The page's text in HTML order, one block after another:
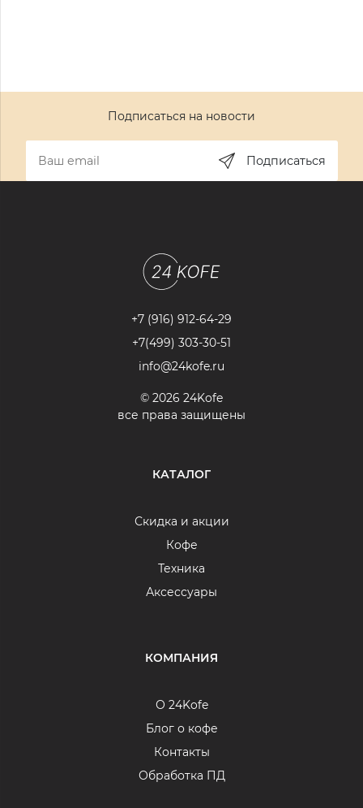
Подписаться на новости
Подписаться
+7 (916) 912-64-29
+7(499) 303-30-51
info@24kofe.ru
© 2026 24Kofe
все права защищены
КАТАЛОГ
Скидка и акции
Кофе
Техника
Аксессуары
КОМПАНИЯ
О 24Kofe
Блог о кофе
Контакты
Обработка ПД